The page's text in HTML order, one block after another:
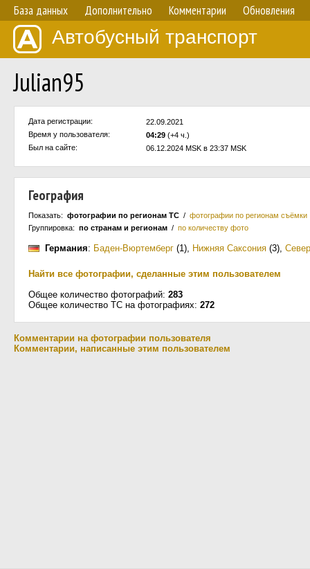
База данных Дополнительно Комментарии Обновления
Автобусный транспорт
Julian95
Дата регистрации:
22.09.2021
Время у пользователя:
04:29 (+4 ч.)
Был на сайте:
06.12.2024 MSK в 23:37 MSK
География
Показать: фотографии по регионам ТС / фотографии по регионам съёмки
Группировка: по странам и регионам / по количеству фото
Германия: Баден-Вюртемберг (1), Нижняя Саксония (3),
Найти все фотографии, сделанные этим пользователем
Общее количество фотографий: 283
Общее количество ТС на фотографиях: 272
Комментарии на фотографии пользователя
Комментарии, написанные этим пользователем